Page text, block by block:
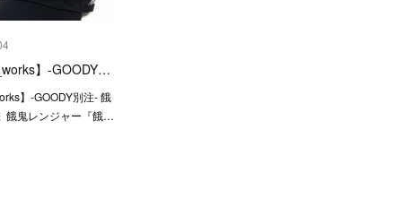
】-GOODY…
】-GOODY別注- 餓
餓鬼レンジャー『餓…